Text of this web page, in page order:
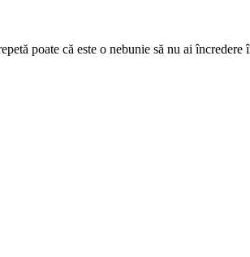
poate că este o nebunie să nu ai